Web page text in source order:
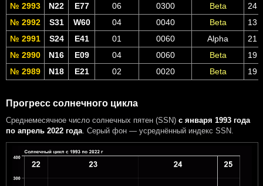
№ 2993
N22 E77 06 0300 Beta
24
№ 2992
S31 W60 04 0040 Beta
13
№ 2991
S24 E41 01 0060 Alpha
21
№ 2990
N16 E09 04 0060 Beta
19
№ 2989
N18 E21 02 0020 Beta 19
Прогресс солнечного цикла
Среднемесячное число солнечных пятен (SSN) с января 1993 года
по апрель 2022 года . Серый фон — усреднённый индекс SSN.